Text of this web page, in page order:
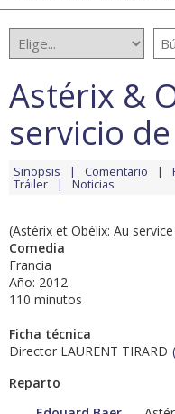
Astérix &
servicio
Sinopsis Comentario
Tráiler Noticias
(Astérix et Obélix: Au
Comedia
Francia
Año: 2012
110 minutos
Ficha técnica
Director LAURENT TIRARD (
Reparto